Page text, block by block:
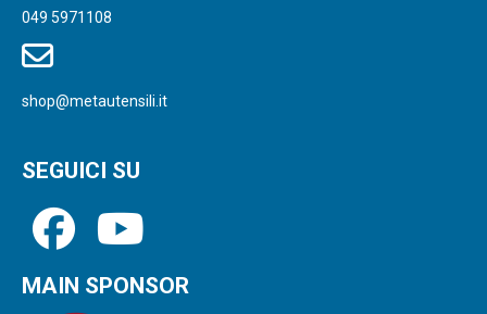
049 5971108
shop@metautensili.it
SEGUICI SU
MAIN SPONSOR